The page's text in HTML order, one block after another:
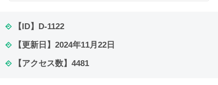
【ID】 D-1122
【更新日】 2024年11月22日
【アクセス数】 4481